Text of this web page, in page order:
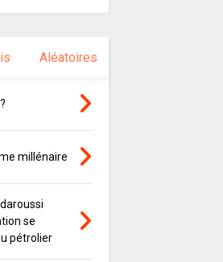
Aléatoires
millénaire
se
pétrolier